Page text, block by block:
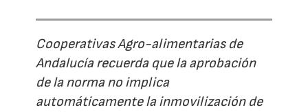
Cooperativas Agro-alimentarias de
Andalucía recuerda que la aprobación
de la norma no implica
automáticamente la inmovilización de